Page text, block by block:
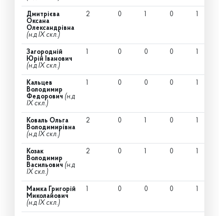
Дмитрієва
Оксана
Олександрівна
(н.д IX скл.)
2 0 1 0 1
Загородній
Юрій Іванович
(н.д IX скл.)
1 0 0 0 1
Кальцев
Володимир
Федорович (н.д
IX скл.)
1 0 0 0 1
Коваль Ольга
Володимирівна
(н.д IX скл.)
2 0 1 0 1
Козак
Володимир
Васильович (н.д
IX скл.)
2 0 1 0 1
Мамка Григорій
Миколайович
(н.д IX скл.)
1 0 0 0 1